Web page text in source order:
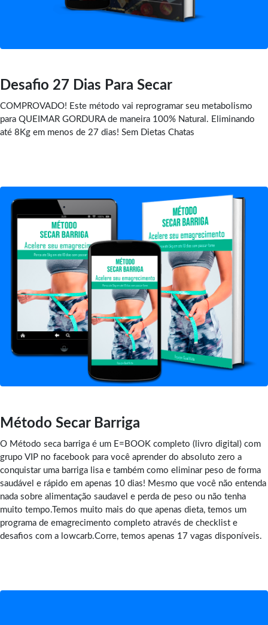
Desafio 27 Dias Para Secar
COMPROVADO! Este método vai reprogramar seu metabolismo
para QUEIMAR GORDURA de maneira 100% Natural. Eliminando
até 8Kg em menos de 27 dias! Sem Dietas Chatas
Método Secar Barriga
O Método seca barriga é um E=BOOK completo (livro digital) com
grupo VIP no facebook para você aprender do absoluto zero a
conquistar uma barriga lisa e também como eliminar peso de forma
saudável e rápido em apenas 10 dias! Mesmo que você não entenda
nada sobre alimentação saudavel e perda de peso ou não tenha
muito tempo.Temos muito mais do que apenas dieta, temos um
programa de emagrecimento completo através de checklist e
desafios com a lowcarb.Corre, temos apenas 17 vagas disponíveis.